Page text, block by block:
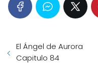
El Ángel de Aurora
Capitulo 84